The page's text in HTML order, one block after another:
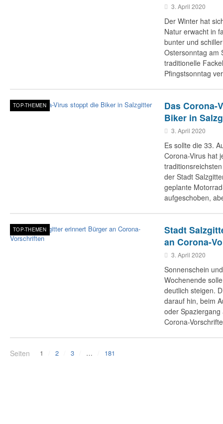
3. April 2020
Der Winter hat
Natur erwacht in
bunter und
Ostersonntag am
traditionelle
Pfingstsonntag
TOP-THEMEN
Das Corona-
Biker in
3. April 2020
Es sollte die 33.
Corona-Virus hat
der Stadt
geplante
aufgeschoben,
TOP-THEMEN
Stadt
an Corona-
3. April 2020
Sonnenschein
Wochenende
deutlich steigen.
darauf hin, beim
oder
Corona-
Seiten 1 2 3 … 181